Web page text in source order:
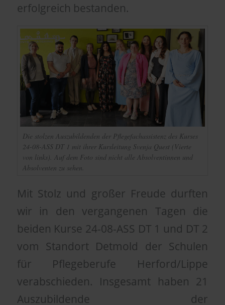
erfolgreich bestanden.
Die stolzen Auszubildenden der Pflegefachassistenz des Kurses
24-08-ASS DT 1 mit ihrer Kursleitung Svenja Quest (Vierte
von links). Auf dem Foto sind nicht alle Absolventinnen und
Absolventen zu sehen.
Mit Stolz und großer Freude durften
wir in den vergangenen Tagen die
beiden Kurse 24-08-ASS DT 1 und DT 2
vom Standort Detmold der Schulen
für Pflegeberufe Herford/Lippe
verabschieden. Insgesamt haben 21
Auszubildende der